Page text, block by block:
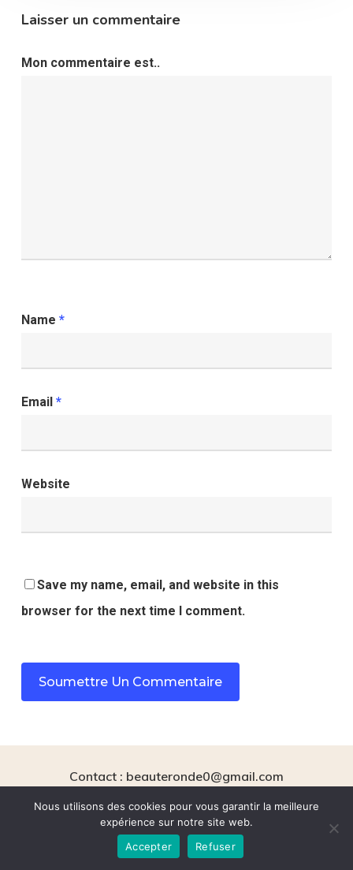
Laisser un commentaire
Mon commentaire est..
Name *
Email *
Website
Save my name, email, and website in this
browser for the next time I comment.
Contact : beauteronde0@gmail.com
Mentions légales
Nous utilisons des cookies pour vous garantir la meilleure
expérience sur notre site web.
Accepter
Refuser